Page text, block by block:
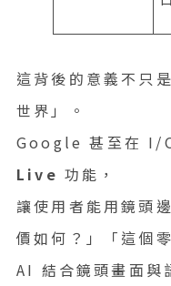
這背後的意義不只
世界」。
Google 甚至在 I/
Live 功能，
讓使用者能用鏡頭
價如何？」「這個
AI 結合鏡頭畫面與